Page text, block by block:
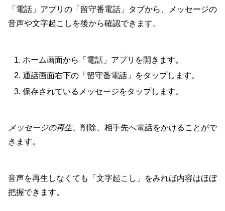
「電話」アプリの「留守番電話」タブから、メッセージの
音声や文字起こしを後から確認できます。
ホーム画面から「電話」アプリを開きます。
通話画面右下の「留守番電話」をタップします。
保存されているメッセージをタップします。
メッセージの再生、削除、相手先へ電話をかけることがで
きます。
音声を再生しなくても「文字起こし」をみれば内容はほぼ
把握できます。